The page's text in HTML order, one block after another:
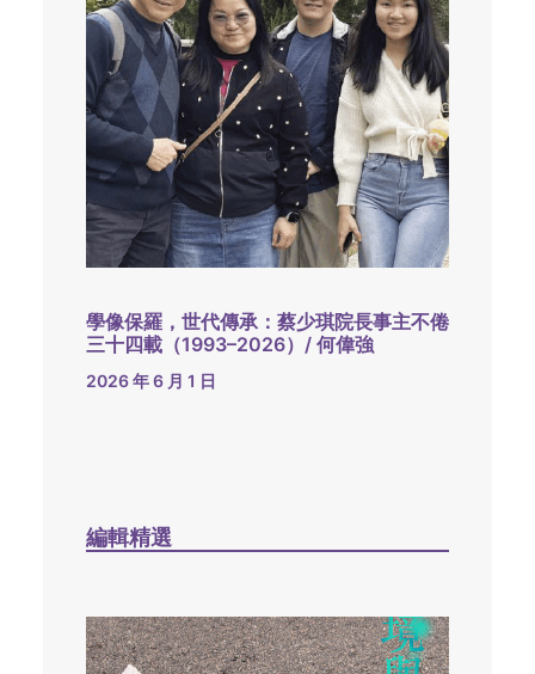
學像保羅，世代傳承：蔡少琪院長事主不倦
三十四載（1993–2026）/ 何偉強
2026 年 6 月 1 日
編輯精選